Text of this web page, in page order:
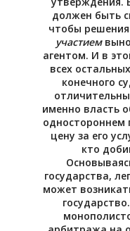
должен быть
чтобы
участием
агентом. И в
всех
конечного
именно власть
одностороннем
цену за его
кто
государства,
может